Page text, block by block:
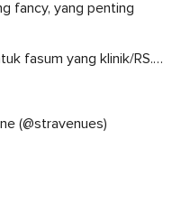
fancy, yang penting
fasum yang klinik/RS.…
(@stravenues)